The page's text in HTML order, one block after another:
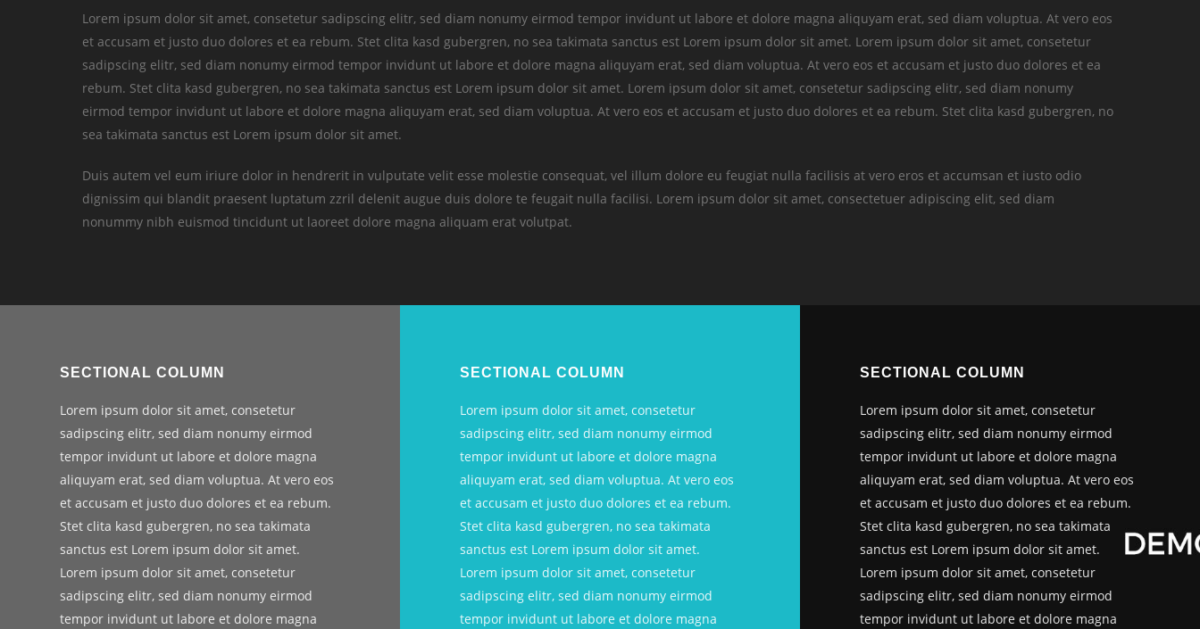
Lorem ipsum dolor sit amet, consetetur sadipscing elitr, sed diam nonumy eirmod tempor invidunt ut labore et dolore magna aliquyam erat, sed diam voluptua. At vero eos
et accusam et justo duo dolores et ea rebum. Stet clita kasd gubergren, no sea takimata sanctus est Lorem ipsum dolor sit amet. Lorem ipsum dolor sit amet, consetetur
sadipscing elitr, sed diam nonumy eirmod tempor invidunt ut labore et dolore magna aliquyam erat, sed diam voluptua. At vero eos et accusam et justo duo dolores et ea
rebum. Stet clita kasd gubergren, no sea takimata sanctus est Lorem ipsum dolor sit amet. Lorem ipsum dolor sit amet, consetetur sadipscing elitr, sed diam nonumy
eirmod tempor invidunt ut labore et dolore magna aliquyam erat, sed diam voluptua. At vero eos et accusam et justo duo dolores et ea rebum. Stet clita kasd gubergren, no
sea takimata sanctus est Lorem ipsum dolor sit amet.
Duis autem vel eum iriure dolor in hendrerit in vulputate velit esse molestie consequat, vel illum dolore eu feugiat nulla facilisis at vero eros et accumsan et iusto odio
dignissim qui blandit praesent luptatum zzril delenit augue duis dolore te feugait nulla facilisi. Lorem ipsum dolor sit amet, consectetuer adipiscing elit, sed diam
nonummy nibh euismod tincidunt ut laoreet dolore magna aliquam erat volutpat.
SECTIONAL COLUMN
Lorem ipsum dolor sit amet, consetetur
sadipscing elitr, sed diam nonumy eirmod
tempor invidunt ut labore et dolore magna
aliquyam erat, sed diam voluptua. At vero eos
et accusam et justo duo dolores et ea rebum.
Stet clita kasd gubergren, no sea takimata
sanctus est Lorem ipsum dolor sit amet.
Lorem ipsum dolor sit amet, consetetur
sadipscing elitr, sed diam nonumy eirmod
tempor invidunt ut labore et dolore magna
SECTIONAL COLUMN
Lorem ipsum dolor sit amet, consetetur
sadipscing elitr, sed diam nonumy eirmod
tempor invidunt ut labore et dolore magna
aliquyam erat, sed diam voluptua. At vero eos
et accusam et justo duo dolores et ea rebum.
Stet clita kasd gubergren, no sea takimata
sanctus est Lorem ipsum dolor sit amet.
Lorem ipsum dolor sit amet, consetetur
sadipscing elitr, sed diam nonumy eirmod
tempor invidunt ut labore et dolore magna
SECTIONAL COLUMN
Lorem ipsum dolor sit amet, consetetur
sadipscing elitr, sed diam nonumy eirmod
tempor invidunt ut labore et dolore magna
aliquyam erat, sed diam voluptua. At vero eos
et accusam et justo duo dolores et ea rebum.
Stet clita kasd gubergren, no sea takimata
sanctus est Lorem ipsum dolor sit amet.
Lorem ipsum dolor sit amet, consetetur
sadipscing elitr, sed diam nonumy eirmod
tempor invidunt ut labore et dolore magna